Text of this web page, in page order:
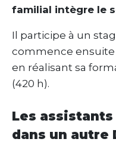
familial intègre
Il participe à un
commence
en réalisant sa
(420 h).
Les
dans un autre